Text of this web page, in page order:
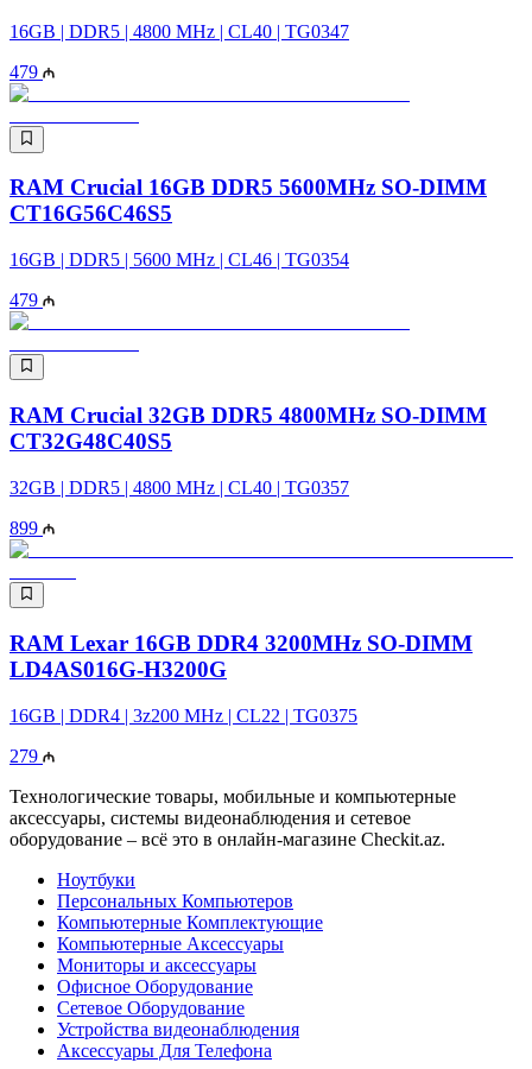
16GB | DDR5 | 4800 MHz | CL40 | TG0347
479
RAM Crucial 16GB DDR5 5600MHz SO-DIMM
CT16G56C46S5
16GB | DDR5 | 5600 MHz | CL46 | TG0354
479
RAM Crucial 32GB DDR5 4800MHz SO-DIMM
CT32G48C40S5
32GB | DDR5 | 4800 MHz | CL40 | TG0357
899
RAM Lexar 16GB DDR4 3200MHz SO-DIMM
LD4AS016G-H3200G
16GB | DDR4 | 3z200 MHz | CL22 | TG0375
279
Технологические товары, мобильные и компьютерные
аксессуары, системы видеонаблюдения и сетевое
оборудование – всё это в онлайн-магазине Checkit.az.
Ноутбуки
Персональных Компьютеров
Компьютерные Комплектующие
Компьютерные Аксессуары
Мониторы и аксессуары
Офисное Оборудование
Сетевое Оборудование
Устройства видеонаблюдения
Аксессуары Для Телефона